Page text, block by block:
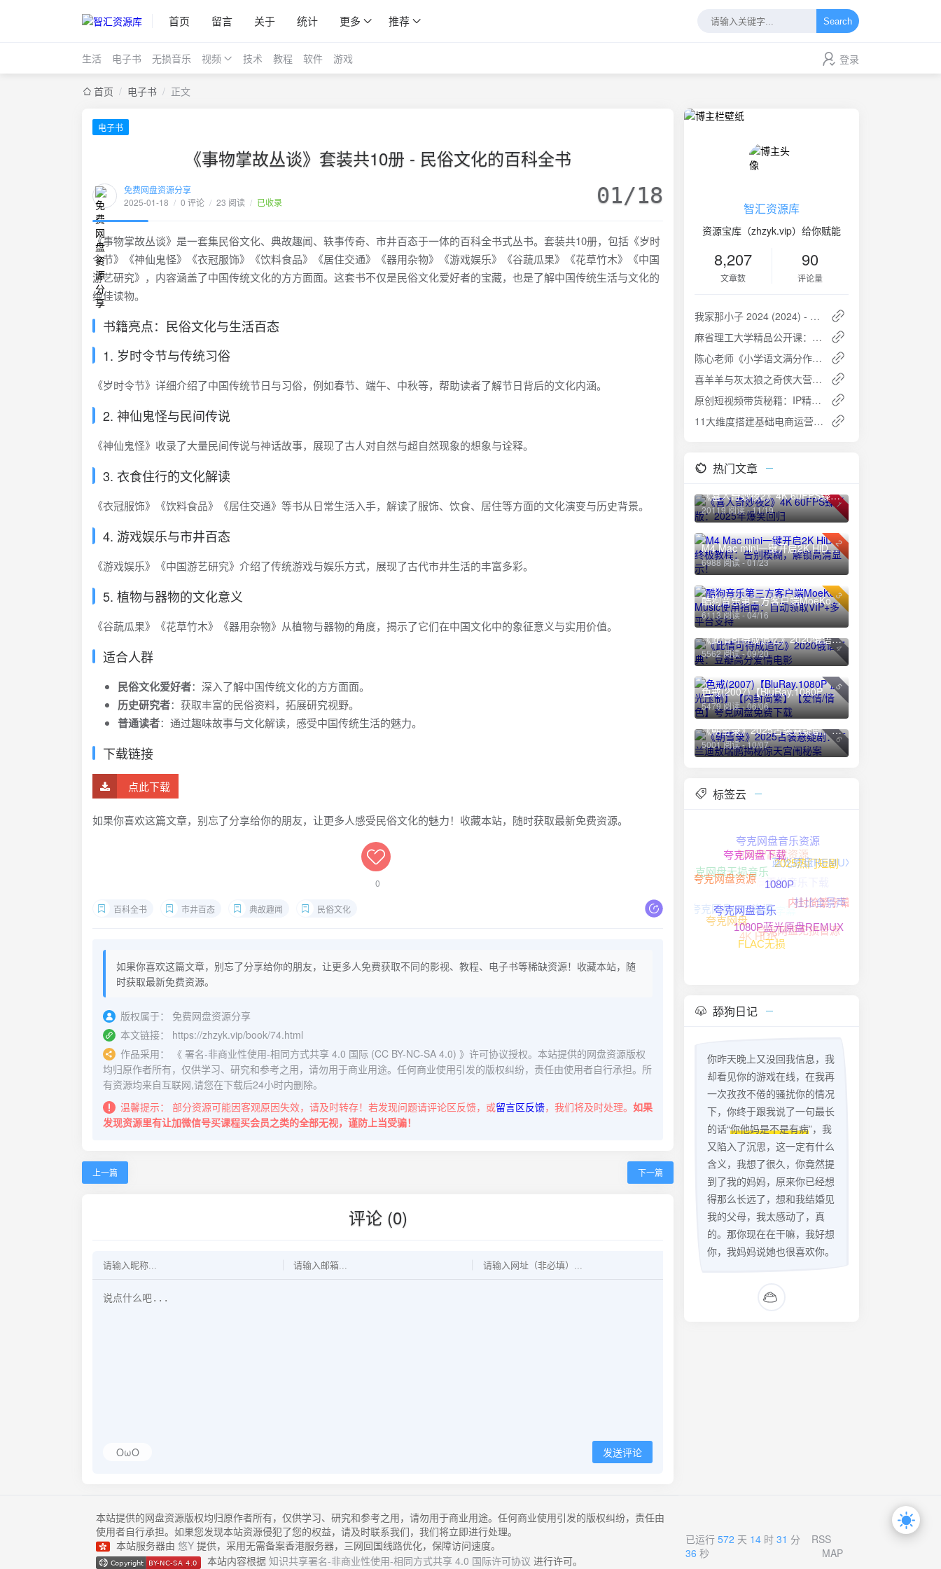
首页 留言 关于 统计 更多 推荐 Search
生活 电子书 无损音乐 视频 技术 教程 软件 游戏 登录
首页 / 电子书 / 正文
电子书
《事物掌故丛谈》套装共10册 - 民俗文化的百科全书
免费网盘资源分享
2025-01-18 / 0 评论 / 23 阅读 / 已收录 01/18
《事物掌故丛谈》是一套集民俗文化、典故趣闻、轶事传奇、市井百态于一体的百科全书式丛书。套装共10册，包括《岁时
令节》《神仙鬼怪》《衣冠服饰》《饮料食品》《居住交通》《器用杂物》《游戏娱乐》《谷蔬瓜果》《花草竹木》《中国
游艺研究》，内容涵盖了中国传统文化的方方面面。这套书不仅是民俗文化爱好者的宝藏，也是了解中国传统生活与文化的
绝佳读物。
书籍亮点：民俗文化与生活百态
1. 岁时令节与传统习俗
《岁时令节》详细介绍了中国传统节日与习俗，例如春节、端午、中秋等，帮助读者了解节日背后的文化内涵。
2. 神仙鬼怪与民间传说
《神仙鬼怪》收录了大量民间传说与神话故事，展现了古人对自然与超自然现象的想象与诠释。
3. 衣食住行的文化解读
《衣冠服饰》《饮料食品》《居住交通》等书从日常生活入手，解读了服饰、饮食、居住等方面的文化演变与历史背景。
4. 游戏娱乐与市井百态
《游戏娱乐》《中国游艺研究》介绍了传统游戏与娱乐方式，展现了古代市井生活的丰富多彩。
5. 植物与器物的文化意义
《谷蔬瓜果》《花草竹木》《器用杂物》从植物与器物的角度，揭示了它们在中国文化中的象征意义与实用价值。
适合人群
民俗文化爱好者：深入了解中国传统文化的方方面面。
历史研究者：获取丰富的民俗资料，拓展研究视野。
普通读者：通过趣味故事与文化解读，感受中国传统生活的魅力。
下载链接
点此下载
如果你喜欢这篇文章，别忘了分享给你的朋友，让更多人感受民俗文化的魅力！收藏本站，随时获取最新免费资源。
0
百科全书 市井百态 典故趣闻 民俗文化
如果你喜欢这篇文章，别忘了分享给你的朋友，让更多人免费获取不同的影视、教程、电子书等稀缺资源！收藏本站，随
时获取最新免费资源。
版权属于：
免费网盘资源分享
本文链接：
https://zhzyk.vip/book/74.html
作品采用：
《 署名-非商业性使用-相同方式共享 4.0 国际 (CC BY-NC-SA 4.0) 》许可协议授权。本站提供的网盘资源版权
均归原作者所有，仅供学习、研究和参考之用，请勿用于商业用途。任何商业使用引发的版权纠纷，责任由使用者自行承担。所
有资源均来自互联网,请您在下载后24小时内删除。
温馨提示：
部分资源可能因客观原因失效，请及时转存！若发现问题请评论区反馈，或留言区反馈，我们将及时处理。 如果
发现资源里有让加微信号买课程买会员之类的全部无视，谨防上当受骗！
上一篇 下一篇
评论 (0)
OωO 发送评论
智汇资源库
资源宝库（zhzyk.vip）给你赋能
8,207
文章数
90
评论量
我家那小子 2024 (2024) - 新时代男性群像，做更好的自己
麻省理工大学精品公开课：供应链管理全解 名教授亲授
陈心老师《小学语文满分作文课》：提升写作与阅读能力的趣味课程
喜羊羊与灰太狼之奇侠大营救 (2025) 更新60 完结 儿童动画片
原创短视频带货秘籍：IP精准打造与同城高效引流技巧
11大维度搭建基础电商运营：全面解析电商成功之道
热门文章
1
《喜人奇妙夜2》4K 60FPS臻彩版：2025年爆笑回归
20119 阅读 - 11/19
2
M4 Mac mini一键开启2K HiDPI终极教程：告别模糊，解锁高清显示！
6988 阅读 - 01/23
3
酷狗音乐第三方客户端MoeKoe Music使用指南：自动领取VIP+多平台支持
6113 阅读 - 04/16
4
《此情可待成追忆》2020俄语经典：豆瓣高分爱情电影
5562 阅读 - 09/20
5
色戒(2007)【BluRay.1080P 蓝光压制】【内封简繁】【爱情/情色】夸克网盘免费下载
5479 阅读 - 06/06
6
《朝雪录》2025古装悬疑剧：李兰迪敖瑞鹏揭秘惊天宫闱秘案
5001 阅读 - 10/07
标签云
夸克网盘无损音乐
夸克网盘资源
夸克网盘下载
夸克网盘音乐资源
1080P高清资源
1080P高清
夸克网盘HIFI资源
夸克网盘
夸克网盘音乐
1080P
2025热门短剧
蓝光原盘REMUX
无损音乐下载
4K HDR
FLAC无损
1080P蓝光原盘REMUX
内封简繁字幕
杜比全景声
夸克网盘无损音源
舔狗日记
你昨天晚上又没回我信息，我
却看见你的游戏在线，在我再
一次孜孜不倦的骚扰你的情况
下，你终于跟我说了一句最长
的话“你他妈是不是有病”，我
又陷入了沉思，这一定有什么
含义，我想了很久，你竟然提
到了我的妈妈，原来你已经想
得那么长远了，想和我结婚见
我的父母，我太感动了，真
的。那你现在在干嘛，我好想
你，我妈妈说她也很喜欢你。
本站提供的网盘资源版权均归原作者所有，仅供学习、研究和参考之用，请勿用于商业用途。任何商业使用引发的版权纠纷，责任由
使用者自行承担。如果您发现本站资源侵犯了您的权益，请及时联系我们，我们将立即进行处理。
本站服务器由 悠Y 提供，采用无需备案香港服务器，三网回国线路优化，保障访问速度。
本站内容根据 知识共享署名-非商业性使用-相同方式共享 4.0 国际许可协议 进行许可。
已运行572 天 14 时31 分
37 秒
RSS
MAP